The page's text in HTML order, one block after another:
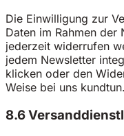
Die Einwilligung zur
Daten im Rahmen der
jederzeit widerrufen
jedem Newsletter
klicken oder den
Weise bei uns kundtun.
8.6